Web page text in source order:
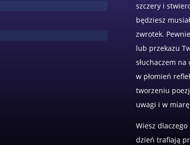
szczery i
będziesz
zwrotek.
lub przekazu
słuchaczem
w płomień
tworzeniu
uwagi i w
Wiesz
dzień trafiają